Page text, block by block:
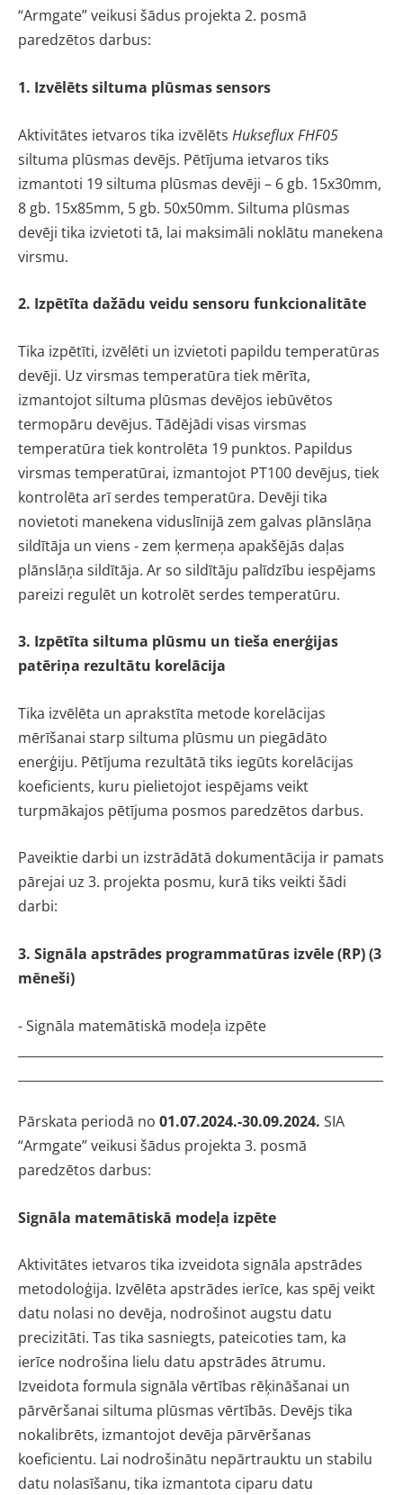
“Armgate” veikusi šādus projekta 2. posmā
paredzētos darbus:
1. Izvēlēts siltuma plūsmas sensors
Aktivitātes ietvaros tika izvēlēts Hukseflux FHF05
siltuma plūsmas devējs. Pētījuma ietvaros tiks
izmantoti 19 siltuma plūsmas devēji – 6 gb. 15x30mm,
8 gb. 15x85mm, 5 gb. 50x50mm. Siltuma plūsmas
devēji tika izvietoti tā, lai maksimāli noklātu manekena
virsmu.
2. Izpētīta dažādu veidu sensoru funkcionalitāte
Tika izpētīti, izvēlēti un izvietoti papildu temperatūras
devēji. Uz virsmas temperatūra tiek mērīta,
izmantojot siltuma plūsmas devējos iebūvētos
termopāru devējus. Tādējādi visas virsmas
temperatūra tiek kontrolēta 19 punktos. Papildus
virsmas temperatūrai, izmantojot PT100 devējus, tiek
kontrolēta arī serdes temperatūra. Devēji tika
novietoti manekena viduslīnijā zem galvas plānslāņa
sildītāja un viens - zem ķermeņa apakšējās daļas
plānslāņa sildītāja. Ar so sildītāju palīdzību iespējams
pareizi regulēt un kotrolēt serdes temperatūru.
3. Izpētīta siltuma plūsmu un tieša enerģijas
patēriņa rezultātu korelācija
Tika izvēlēta un aprakstīta metode korelācijas
mērīšanai starp siltuma plūsmu un piegādāto
enerģiju. Pētījuma rezultātā tiks iegūts korelācijas
koeficients, kuru pielietojot iespējams veikt
turpmākajos pētījuma posmos paredzētos darbus.
Paveiktie darbi un izstrādātā dokumentācija ir pamats
pārejai uz 3. projekta posmu, kurā tiks veikti šādi
darbi:
3. Signāla apstrādes programmatūras izvēle (RP) (3
mēneši)
- Signāla matemātiskā modeļa izpēte
Pārskata periodā no 01.07.2024.-30.09.2024. SIA
“Armgate” veikusi šādus projekta 3. posmā
paredzētos darbus:
Signāla matemātiskā modeļa izpēte
Aktivitātes ietvaros tika izveidota signāla apstrādes
metodoloģija. Izvēlēta apstrādes ierīce, kas spēj veikt
datu nolasi no devēja, nodrošinot augstu datu
precizitāti. Tas tika sasniegts, pateicoties tam, ka
ierīce nodrošina lielu datu apstrādes ātrumu.
Izveidota formula signāla vērtības rēķināšanai un
pārvēršanai siltuma plūsmas vērtībās. Devējs tika
nokalibrēts, izmantojot devēja pārvēršanas
koeficientu. Lai nodrošinātu nepārtrauktu un stabilu
datu nolasīšanu, tika izmantota ciparu datu